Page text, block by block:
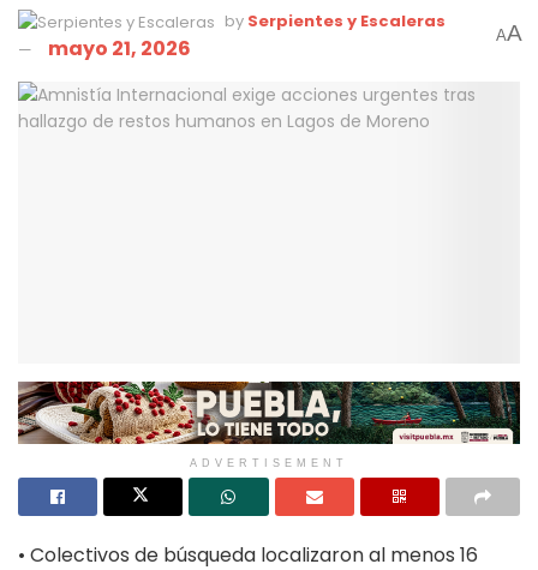
by Serpientes y Escaleras
mayo 21, 2026 AA
ADVERTISEMENT
• Colectivos de búsqueda localizaron al menos 16